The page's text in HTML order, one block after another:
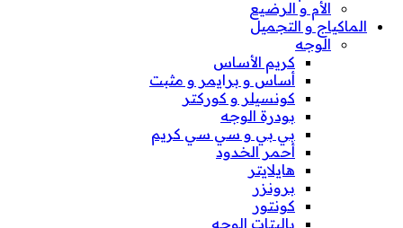
الأم و الرضيع
الماكياج و التجميل
الوجه
كريم الأساس
أساس و برايمر و مثبت
كونسيلر و كوركتر
بودرة الوجه
بي بي و سي سي كريم
أحمر الخدود
هايلايتر
برونزر
كونتور
باليتات الوجه